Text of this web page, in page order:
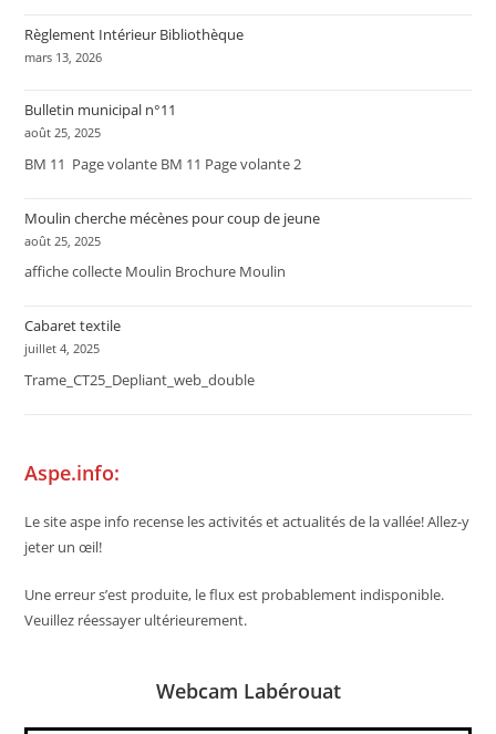
Règlement Intérieur Bibliothèque
mars 13, 2026
Bulletin municipal n°11
août 25, 2025
BM 11 Page volante BM 11 Page volante 2
Moulin cherche mécènes pour coup de jeune
août 25, 2025
affiche collecte Moulin Brochure Moulin
Cabaret textile
juillet 4, 2025
Trame_CT25_Depliant_web_double
Aspe.info:
Le site aspe info recense les activités et actualités de la vallée! Allez-y
jeter un œil!
Une erreur s’est produite, le flux est probablement indisponible.
Veuillez réessayer ultérieurement.
Webcam Labérouat